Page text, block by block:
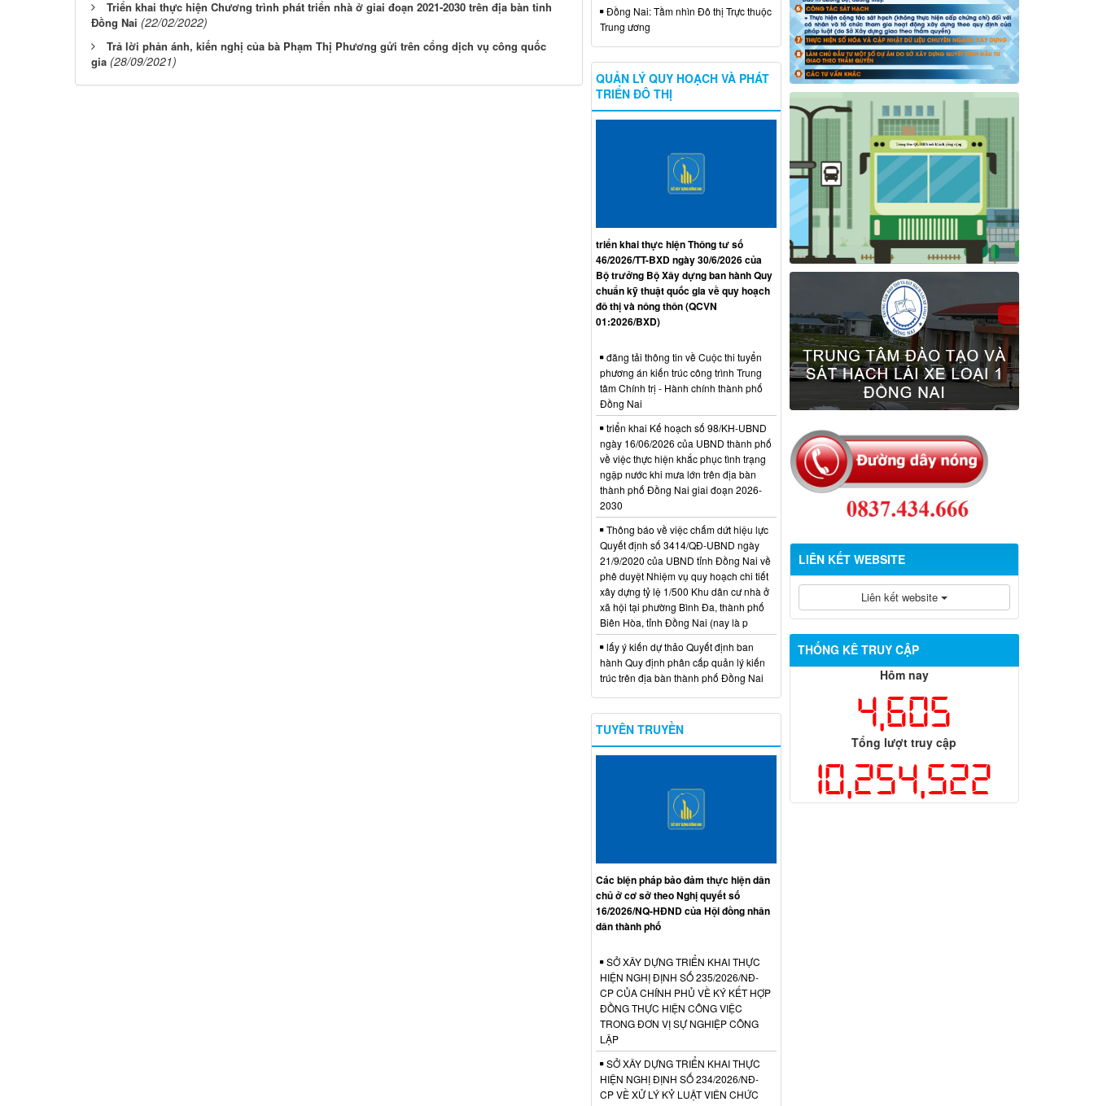
Triển khai thực hiện Chương trình phát triển nhà ở giai đoạn 2021-2030 trên địa bàn tỉnh
Đồng Nai (22/02/2022)
Trả lời phản ánh, kiến nghị của bà Phạm Thị Phương gửi trên cổng dịch vụ công quốc
gia (28/09/2021)
LIÊN KẾT WEBSITE
Liên kết website
THỐNG KÊ TRUY CẬP
Hôm nay
4,605
Tổng lượt truy cập
10,254,522
Đồng Nai: Tầm nhìn Đô thị Trực thuộc
Trung ương
QUẢN LÝ QUY HOẠCH VÀ PHÁT
TRIỂN ĐÔ THỊ
triển khai thực hiện Thông tư số
46/2026/TT-BXD ngày 30/6/2026 của
Bộ trưởng Bộ Xây dựng ban hành Quy
chuẩn kỹ thuật quốc gia về quy hoạch
đô thị và nông thôn (QCVN
01:2026/BXD)
đăng tải thông tin về Cuộc thi tuyển
phương án kiến trúc công trình Trung
tâm Chính trị - Hành chính thành phố
Đồng Nai
triển khai Kế hoạch số 98/KH-UBND
ngày 16/06/2026 của UBND thành phố
về việc thực hiện khắc phục tình trạng
ngập nước khi mưa lớn trên địa bàn
thành phố Đồng Nai giai đoạn 2026-
2030
Thông báo về việc chấm dứt hiệu lực
Quyết định số 3414/QĐ-UBND ngày
21/9/2020 của UBND tỉnh Đồng Nai về
phê duyệt Nhiệm vụ quy hoạch chi tiết
xây dựng tỷ lệ 1/500 Khu dân cư nhà ở
xã hội tại phường Bình Đa, thành phố
Biên Hòa, tỉnh Đồng Nai (nay là p
lấy ý kiến dự thảo Quyết định ban
hành Quy định phân cấp quản lý kiến
trúc trên địa bàn thành phố Đồng Nai
TUYÊN TRUYỀN
Các biện pháp bảo đảm thực hiện dân
chủ ở cơ sở theo Nghị quyết số
16/2026/NQ-HĐND của Hội đồng nhân
dân thành phố
SỞ XÂY DỰNG TRIỂN KHAI THỰC
HIỆN NGHỊ ĐỊNH SỐ 235/2026/NĐ-
CP CỦA CHÍNH PHỦ VỀ KÝ KẾT HỢP
ĐỒNG THỰC HIỆN CÔNG VIỆC
TRONG ĐƠN VỊ SỰ NGHIỆP CÔNG
LẬP
SỞ XÂY DỰNG TRIỂN KHAI THỰC
HIỆN NGHỊ ĐỊNH SỐ 234/2026/NĐ-
CP VỀ XỬ LÝ KỶ LUẬT VIÊN CHỨC